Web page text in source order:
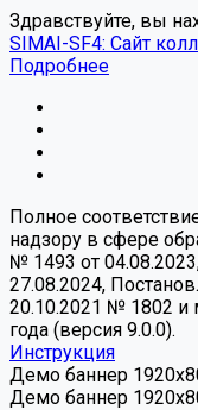
Здравствуйте, вы
SIMAI-SF4: Сайт
Подробнее
Полное
надзору в сфере
№ 1493 от
27.08.2024,
20.10.2021 № 1802 и
года (версия 9.0.0).
Инструкция
Демо баннер
Демо баннер